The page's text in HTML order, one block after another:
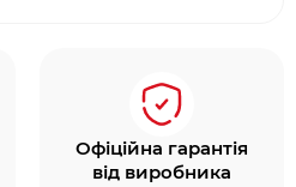
Офіційна гарантія
від виробника